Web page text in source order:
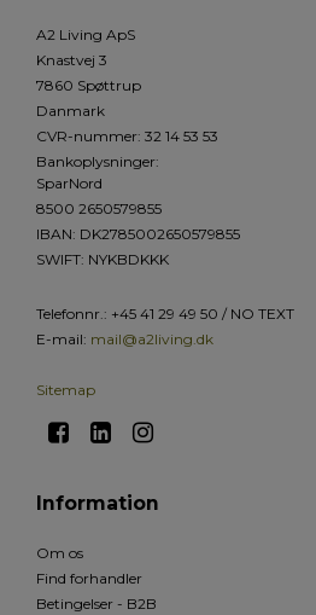
A2 Living ApS
Knastvej 3
7860 Spøttrup
Danmark
CVR-nummer: 32 14 53 53
Bankoplysninger:
SparNord
8500 2650579855
IBAN: DK2785002650579855
SWIFT: NYKBDKKK
Telefonnr.: +45 41 29 49 50 / NO TEXT
E-mail: mail@a2living.dk
Sitemap
Information
Om os
Find forhandler
Betingelser - B2B